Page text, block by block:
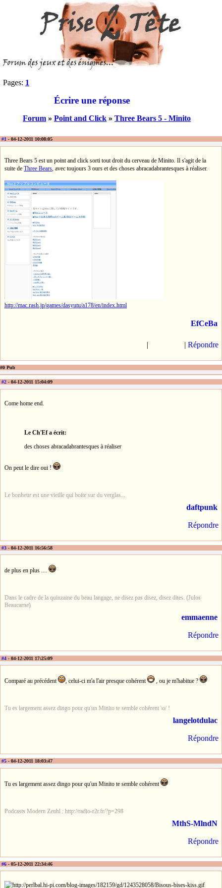
Pages: 1
Écrire une réponse
Forum » Point and Click » Three Bears 5 - Minito
#1 - 04-12-2011 10:08:05
Three Bears 5 est un point and click sorti tout droit du cerveau de Minito. Il s'agit de la
suite de Three Bears , avec toujours 3 ours et des choses abracadabrantesques à réaliser.
http://mac.rash.jp/games/dasyutu/a178/en/index.html
EfCeBa
| | Répondre
#0 Pub
#2 - 04-12-2011 15:04:09
Come home end.
Le Ch'Ef a écrit:
des choses abracadabrantesques à réaliser
On peut le dire oui !
Le bonheur est une vieille qui boite sur du verglas...
daftpunk
Répondre
#3 - 04-12-2011 16:56:58
de plus en plus ....
Dans le cadre de la quinzaine du beau langage, ne disez pas disez, disez dites. (Julos
Beaucarne)
emmaenne
Répondre
#4 - 04-12-2011 17:25:09
Comparé au précédent , celui-ci m'a l'air presque cohérent , ou je m'habitue ?
Tu es largement assez dingo pour qu'un Minito te semble cohérent \o/ !
langelotdulac
Répondre
#5 - 04-12-2011 18:03:47
Tu es largement assez dingo pour qu'un Minito te semble cohérent
Podcasts Modern Zeuhl : http://radio-r2r.fr/?p=298
MthS-MlndN
Répondre
#6 - 05-12-2011 22:34:46